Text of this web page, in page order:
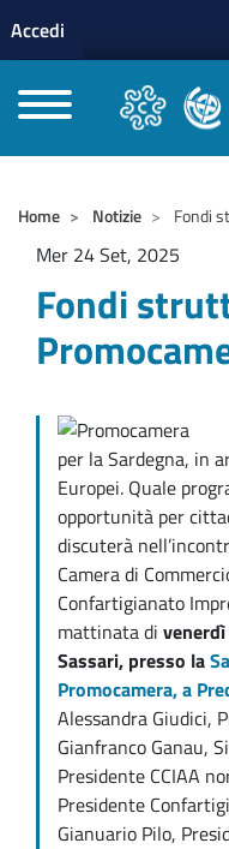
profilo utente
Accedi
Home Notizie Fondi
Mer 24 Set, 2025
Fondi
per la Sardegna, in
Europei. Quale
opportunità per
discuterà
Camera di
Confartigianato
mattinata di
Sassari, presso la
Promocamera, a
Alessandra Giudici,
Gianfranco Ganau,
Presidente CCIAA
Presidente
Gianuario Pilo,